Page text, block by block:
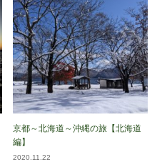
京都～北海道～沖縄の旅【北海道
編】
2020.11.22